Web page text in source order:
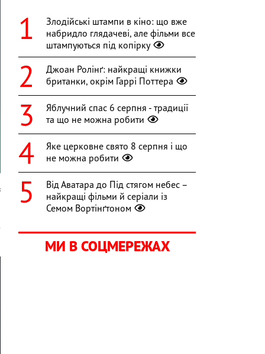
Злодійські штампи в кіно: що вже
набридло глядачеві, але фільми все
штампуються під копірку
Джоан Ролінґ: найкращі книжки
британки, окрім Гаррі Поттера
Яблучний спас 6 серпня - традиції
та що не можна робити
Яке церковне свято 8 серпня і що
не можна робити
Від Аватара до Під стягом небес –
найкращі фільми й серіали із
Семом Вортінґтоном
МИ В СОЦМЕРЕЖАХ